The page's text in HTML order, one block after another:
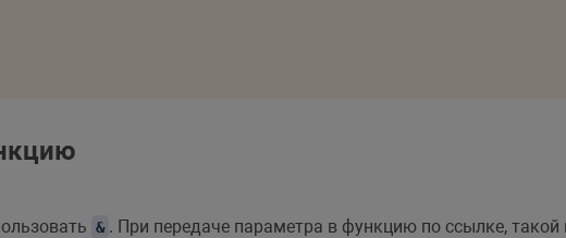
& . При передаче параметра в функцию по ссылке, такой